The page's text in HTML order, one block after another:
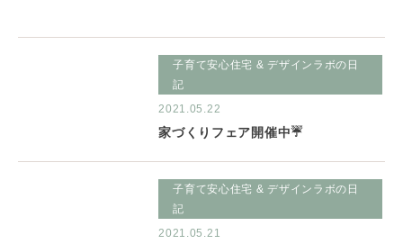
2021.05.22
子育て安心住宅 & デザインラボの日
記
家づくりフェア開催中☔
2021.05.21
子育て安心住宅 & デザインラボの日
記